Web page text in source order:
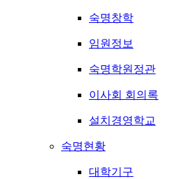
숙명창학
임원정보
숙명학원정관
이사회 회의록
설치경영학교
숙명현황
대학기구